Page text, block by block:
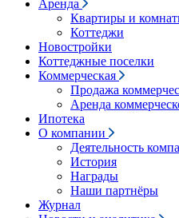
Аренда
Квартиры и
Коттеджи
Новостройки
Коттеджные поселки
Коммерческая
Продажа
Аренда
Ипотека
О компании
Деятельность
История
Награды
Наши партнёры
Журнал